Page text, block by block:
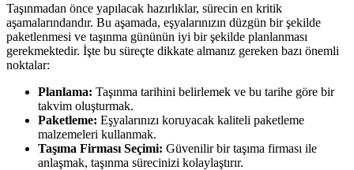
Taşınmadan önce yapılacak hazırlıklar, sürecin en kritik
aşamalarındandır. Bu aşamada, eşyalarınızın düzgün bir şekilde
paketlenmesi ve taşınma gününün iyi bir şekilde planlanması
gerekmektedir. İşte bu süreçte dikkate almanız gereken bazı önemli
noktalar:
Planlama: Taşınma tarihini belirlemek ve bu tarihe göre bir
takvim oluşturmak.
Paketleme: Eşyalarınızı koruyacak kaliteli paketleme
malzemeleri kullanmak.
Taşıma Firması Seçimi: Güvenilir bir taşıma firması ile
anlaşmak, taşınma sürecinizi kolaylaştırır.